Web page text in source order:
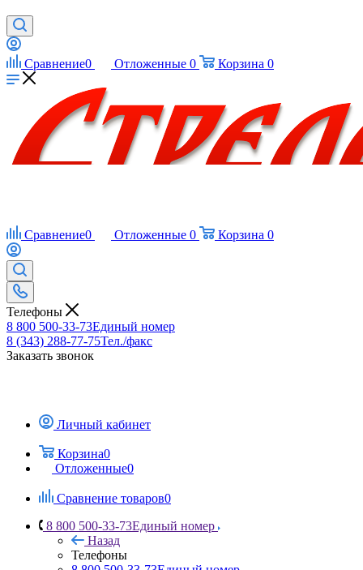
Сравнение0 Отложенные 0 Корзина 0
Сравнение0 Отложенные 0 Корзина 0
Телефоны
8 800 500-33-73Единый номер
8 (343) 288-77-75Тел./факс
Заказать звонок
Личный кабинет
Корзина0
Отложенные0
Сравнение товаров0
8 800 500-33-73Единый номер
Назад
Телефоны